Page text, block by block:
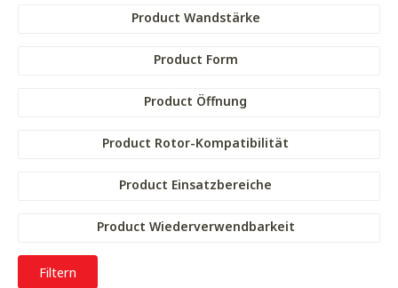
Product Wandstärke
Product Form
Product Öffnung
Product Rotor-Kompatibilität
Product Einsatzbereiche
Product Wiederverwendbarkeit
Filtern